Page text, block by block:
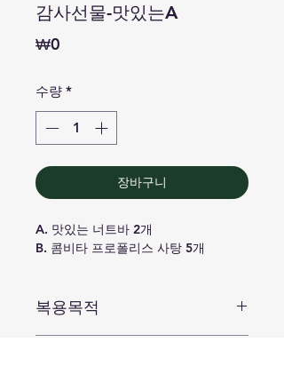
감사선물-맛있는A
₩0
수량 *
장바구니
A. 맛있는 너트바 2개
B. 콤비타 프로폴리스 사탕 5개
복용목적